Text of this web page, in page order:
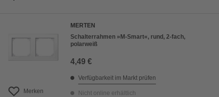
Merken
MERTEN
Schalterrahmen »M-Smart«, rund, 2-fach,
polarweiß
4,49 €
Verfügbarkeit im Markt prüfen
Nicht online erhältlich